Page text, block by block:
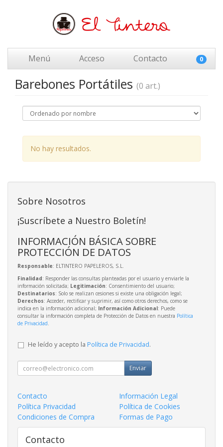
Menú Acceso Contacto 0
Barebones Portátiles (0 art.)
No hay resultados.
Sobre Nosotros
¡Suscríbete a Nuestro Boletín!
INFORMACIÓN BÁSICA SOBRE
PROTECCIÓN DE DATOS
Responsable: ELTINTERO PAPELEROS, S.L.
Finalidad: Responder las consultas planteadas por el usuario y enviarle la
información solicitada; Legitimación: Consentimiento del usuario;
Destinatarios: Solo se realizan cesiones si existe una obligación legal;
Derechos: Acceder, rectificar y suprimir, así como otros derechos, como se
indica en la información adicional; Información Adicional: Puede
consultar la información completa de Protección de Datos en nuestra Política
de Privacidad.
He leído y acepto la Política de Privacidad.
Enviar
Contacto
Información Legal
Política Privacidad
Política de Cookies
Condiciones de Compra
Formas de Pago
Contacto